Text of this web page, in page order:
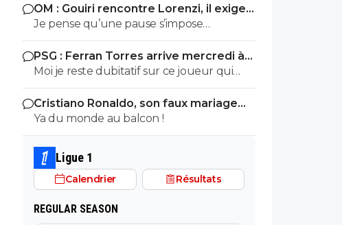
PSG devrait pas faire pareil ?
OM : Gouiri rencontre Lorenzi, il exige
des explications
Je pense qu’une pause s’impose…
PSG : Ferran Torres arrive mercredi à
Paris pour 50ME
Moi je reste dubitatif sur ce joueur qui
donne plus l’impression de chasser le
contrat le plus juteux, qui n a pas réussi à
s imposer ni avec pep à City, ni au barca et
je sais pas trop quoi penser de sa
personnalité pour le moment. Ceci dit,
50M + bonus, et seulement si Enrique, qui
le connaît très bien, arrive à lui faire
améliorer sa finition de merde comme
Cristiano Ronaldo, son faux mariage
attire des milliers de personnes
Ya du monde au balcon !
Ligue 1
Calendrier Résultats
REGULAR SEASON